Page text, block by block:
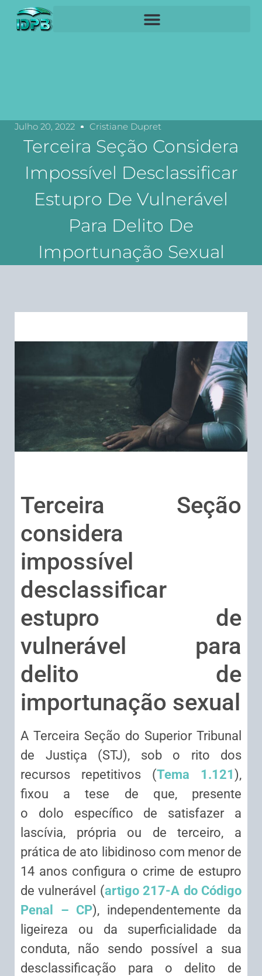
Julho 20, 2022 Cristiane Dupret
Terceira Seção Considera
Impossível Desclassificar
Estupro De Vulnerável
Para Delito De
Importunação Sexual
Terceira Seção
considera
impossível
desclassificar
estupro de
vulnerável para
delito de
importunação sexual
A Terceira Seção do Superior Tribunal
de Justiça (STJ), sob o rito dos
recursos repetitivos (Tema 1.121),
fixou a tese de que, presente
o dolo específico de satisfazer a
lascívia, própria ou de terceiro, a
prática de ato libidinoso com menor de
14 anos configura o crime de estupro
de vulnerável (artigo 217-A do Código
Penal – CP), independentemente da
ligeireza ou da superficialidade da
conduta, não sendo possível a sua
desclassificação para o delito de